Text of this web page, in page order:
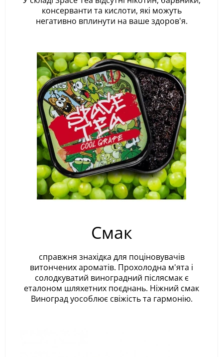
консерванти та кислоти, які можуть
негативно вплинути на ваше здоров'я.
Смак
справжня знахідка для поціновувачів
витончених ароматів. Прохолодна м'ята і
солодкуватий виноградний післясмак є
еталоном шляхетних поєднань. Ніжний смак
Виноград уособлює свіжість та гармонію.